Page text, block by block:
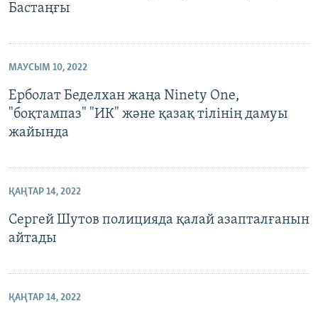
Бастаңғы
МАУСЫМ 10, 2022
Ерболат Беделхан жаңа Ninety One,
"боқтампаз" "ИК" және қазақ тілінің дамуы
жайында
ҚАҢТАР 14, 2022
Сергей Шутов полицияда қалай азапталғанын
айтады
ҚАҢТАР 14, 2022